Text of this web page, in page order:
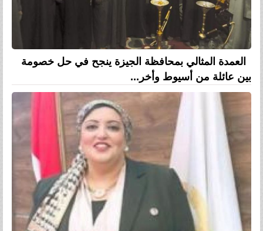
العمدة المثالي بمحافظة الجيزة ينجح في حل خصومة
بين عائلة من أسيوط وأخر...